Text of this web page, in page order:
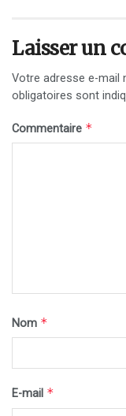
Laisser un
Votre adresse e-mail
obligatoires sont
Commentaire *
Nom *
E-mail *